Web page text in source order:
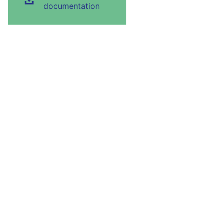
documentation